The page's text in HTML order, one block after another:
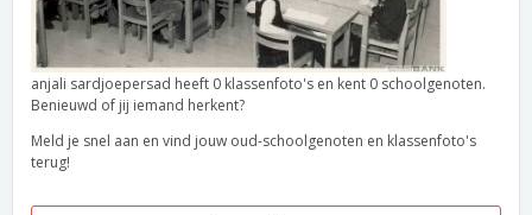
anjali sardjoepersad heeft 0 klassenfoto's en kent 0 schoolgenoten.
Benieuwd of jij iemand herkent?
Meld je snel aan en vind jouw oud-schoolgenoten en klassenfoto's
terug!